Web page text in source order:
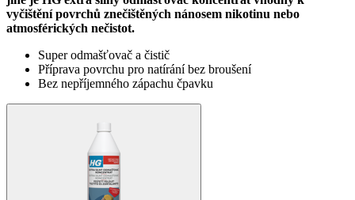
vyčištění povrchů znečištěných nánosem nikotinu nebo
atmosférických nečistot.
Super odmašťovač a čistič
Příprava povrchu pro natírání bez broušení
Bez nepříjemného zápachu čpavku